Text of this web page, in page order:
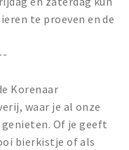
te proeven en de
Korenaar
waar je al onze
Of je geeft
bierkistje of als